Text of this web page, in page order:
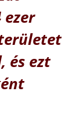
ezer
és ezt